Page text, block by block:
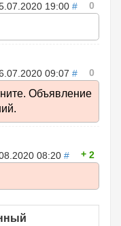
19:00 # 0
09:07 # 0
Объявление
08:20 # 2